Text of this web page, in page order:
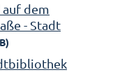
auf dem
- Stadt